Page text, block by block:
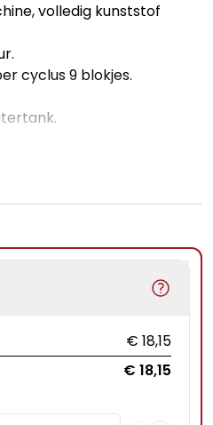
volledig kunststof
cyclus 9 blokjes.
€ 18,15
€ 18,15